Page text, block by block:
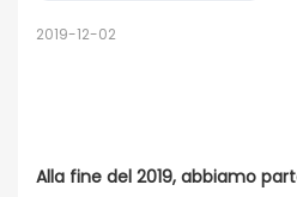
2019-12-02
Alla fine del 2019, abbiamo